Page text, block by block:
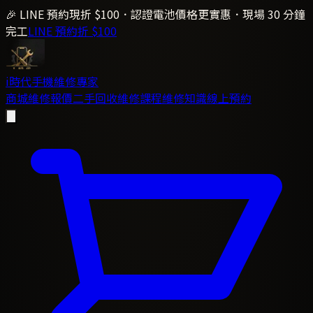
🎉 LINE 預約現折 $100．認證電池價格更實惠．現場 30 分鐘
完工LINE 預約折 $100
i時代手機維修專家
商城維修報價二手回收維修課程維修知識線上預約